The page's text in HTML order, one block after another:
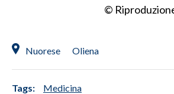
©
Nuorese Oliena
Tags: Medicina